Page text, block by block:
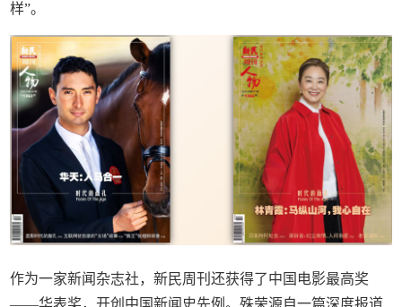
样”。
作为一家新闻杂志社，新民周刊还获得了中国电影最高奖